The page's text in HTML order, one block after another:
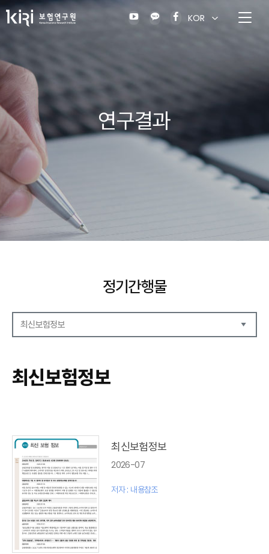
KOR
연구결과
정기간행물
최신보험정보
보험금융연구
KIRI 리포트
최신 해외보험연구동향
연차보고서
보험총서
보험동향(종간)
해외 보험동향(종간)
보험회사 재무분석(종간)
주간 해외보험동향(종간)
해외보험금융동향(종간)
최신보험정보
최신보험정보
2026-07
저자 : 내용참조